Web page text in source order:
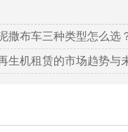
撒布车三种类型怎么选
生机租赁的市场趋势与